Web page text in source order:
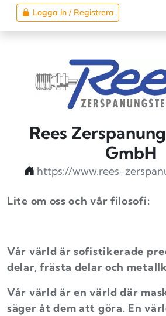
Logga in / Registrera
Rees
GmbH
https://www.rees-
Lite om oss och vår filosofi:
Vår värld är sofistikerade
delar, frästa delar och
Vår värld är en värld där
säger åt dem att göra. En